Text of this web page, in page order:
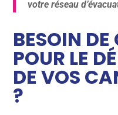
votre réseau
BESOIN DE
POUR LE
DE VOS
?